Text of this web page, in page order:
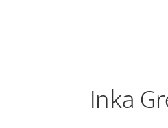
Inka